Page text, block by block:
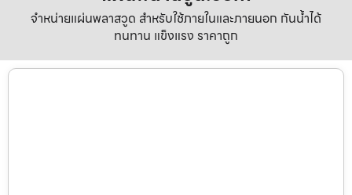
จำหน่ายแผ่นพลาสวูด สำหรับใช้ภายในและภายนอก กันน้ำได้
ทนทาน แข็งแรง ราคาถูก